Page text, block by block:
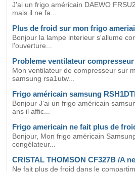
J'ai un frigo américain DAEWO
mais il ne fa...
Plus de froid sur mon frigo
Bonjour la lampe interieur s'allume
l'ouverture...
Probleme ventilateur compresseur
Mon ventilateur de compresseur sur
samsung rsa1utw...
Frigo américain samsung
Bonjour J'ai un frigo américain
ans il affic...
Frigo americain ne fait plus de
Bonjour, Mon frigo américain
congélateur...
CRISTAL THOMSON CF327B /A
Ne fait plus de froid dans le